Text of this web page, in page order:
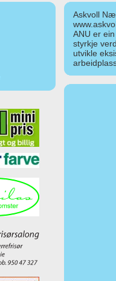
Askvoll
ANU er
styrkje
utvikle